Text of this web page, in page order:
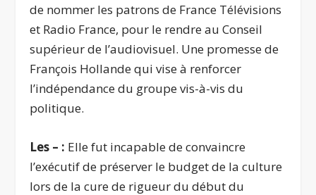
de nommer les patrons de France Télévisions
et Radio France, pour le rendre au Conseil
supérieur de l’audiovisuel. Une promesse de
François Hollande qui vise à renforcer
l’indépendance du groupe vis-à-vis du
politique.
Les – : Elle fut incapable de convaincre
l’exécutif de préserver le budget de la culture
lors de la cure de rigueur du début du